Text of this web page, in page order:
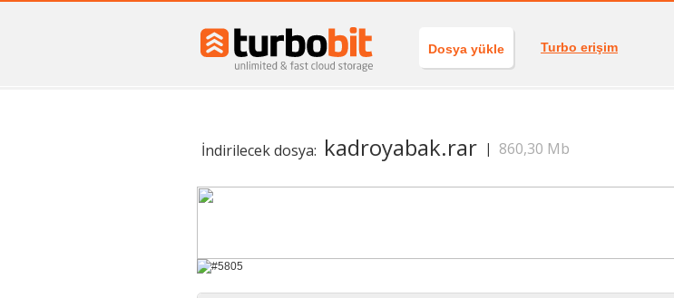
Dosya yükle Turbo erişim
İndirilecek dosya: kadroyabak.rar | 860,30 Mb